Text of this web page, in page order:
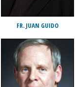
FR. JUAN GUIDO